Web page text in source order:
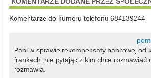
Komentarze do numeru telefonu 684139244
Pani w sprawie rekompensaty bankowej od
frankach ,nie pytając z kim chce rozmawiać
rozmawia.